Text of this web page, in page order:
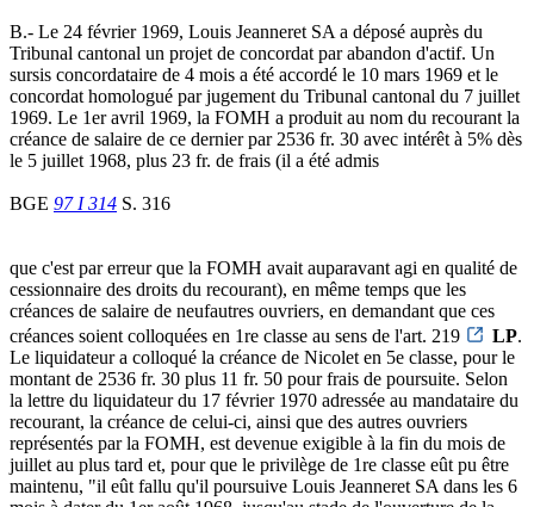
B.- Le 24 février 1969, Louis Jeanneret SA a déposé auprès du
Tribunal cantonal un projet de concordat par abandon d'actif. Un
sursis concordataire de 4 mois a été accordé le 10 mars 1969 et le
concordat homologué par jugement du Tribunal cantonal du 7 juillet
1969. Le 1er avril 1969, la FOMH a produit au nom du recourant la
créance de salaire de ce dernier par 2536 fr. 30 avec intérêt à 5% dès
le 5 juillet 1968, plus 23 fr. de frais (il a été admis
BGE 97 I 314 S. 316
que c'est par erreur que la FOMH avait auparavant agi en qualité de
cessionnaire des droits du recourant), en même temps que les
créances de salaire de neufautres ouvriers, en demandant que ces
créances soient colloquées en 1re classe au sens de l'art. 219
LP.
Le liquidateur a colloqué la créance de Nicolet en 5e classe, pour le
montant de 2536 fr. 30 plus 11 fr. 50 pour frais de poursuite. Selon
la lettre du liquidateur du 17 février 1970 adressée au mandataire du
recourant, la créance de celui-ci, ainsi que des autres ouvriers
représentés par la FOMH, est devenue exigible à la fin du mois de
juillet au plus tard et, pour que le privilège de 1re classe eût pu être
maintenu, "il eût fallu qu'il poursuive Louis Jeanneret SA dans les 6